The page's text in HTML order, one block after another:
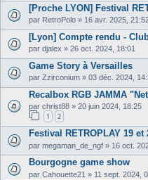
[Proche LYON] Festival
par RetroPolo » 16 avr. 2025,
[Lyon] Compte rendu -
par djalex » 26 oct. 2024, 18:01
Game Story à Versailles
par Zzirconium » 03 déc. 2024,
Recalbox RGB JAMMA
par christ88 » 20 juin 2024, 18:25
1 2
Festival RETROPLAY 19 et
par megaman_de_ngf » 16 oct.
Bourgogne game show
par Cahouette21 » 11 sept. 2024,